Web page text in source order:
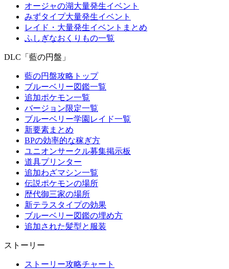
オージャの湖大量発生イベント
みずタイプ大量発生イベント
レイド・大量発生イベントまとめ
ふしぎなおくりもの一覧
DLC「藍の円盤」
藍の円盤攻略トップ
ブルーベリー図鑑一覧
追加ポケモン一覧
バージョン限定一覧
ブルーベリー学園レイド一覧
新要素まとめ
BPの効率的な稼ぎ方
ユニオンサークル募集掲示板
道具プリンター
追加わざマシン一覧
伝説ポケモンの場所
歴代御三家の場所
新テラスタイプの効果
ブルーベリー図鑑の埋め方
追加された髪型と服装
ストーリー
ストーリー攻略チャート